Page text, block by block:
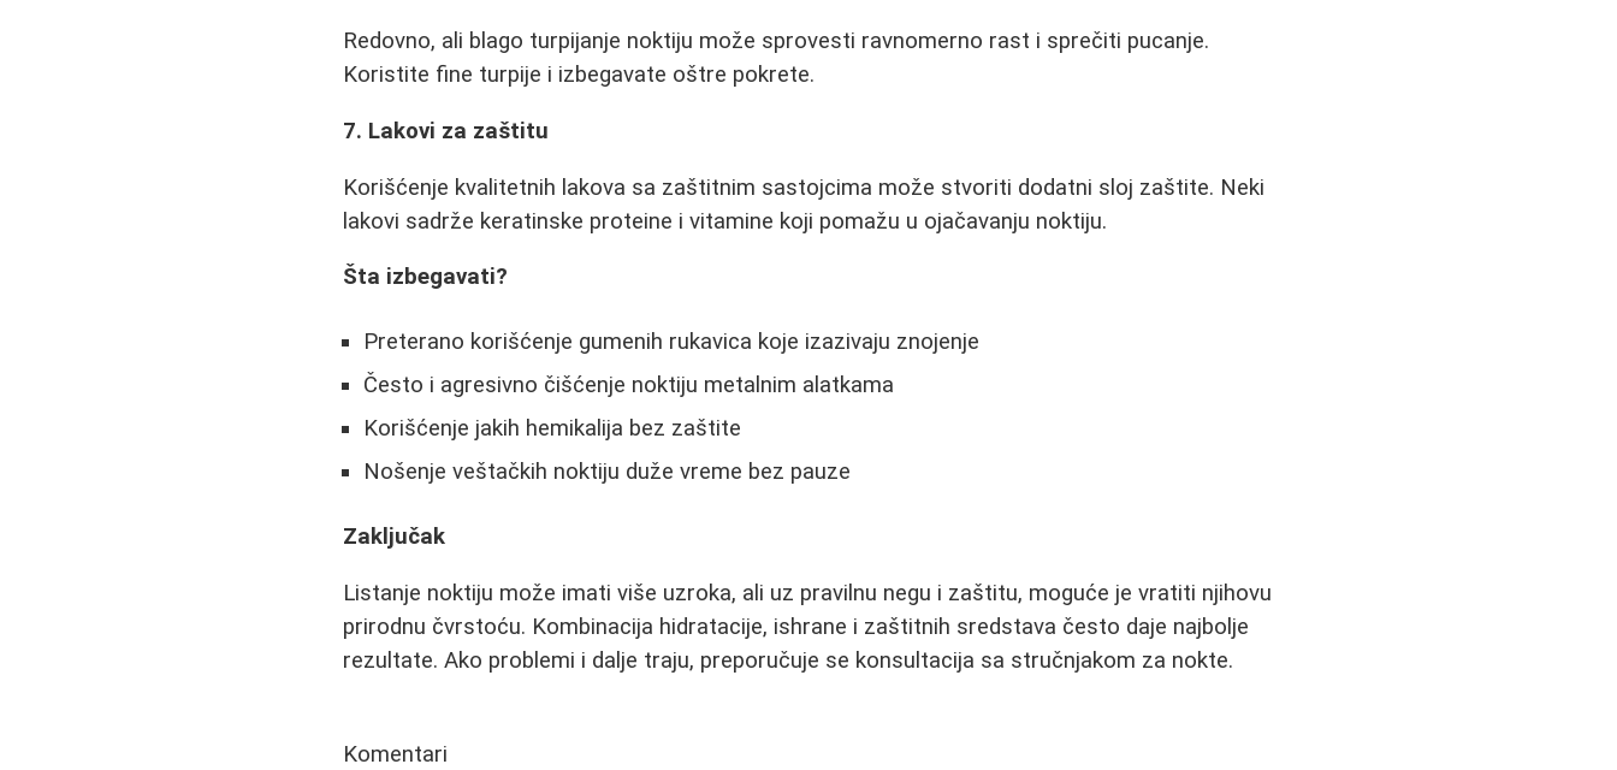
Redovno, ali blago turpijanje noktiju može sprovesti ravnomerno rast i sprečiti pucanje.
Koristite fine turpije i izbegavate oštre pokrete.
7. Lakovi za zaštitu
Korišćenje kvalitetnih lakova sa zaštitnim sastojcima može stvoriti dodatni sloj zaštite. Neki
lakovi sadrže keratinske proteine i vitamine koji pomažu u ojačavanju noktiju.
Šta izbegavati?
Preterano korišćenje gumenih rukavica koje izazivaju znojenje
Često i agresivno čišćenje noktiju metalnim alatkama
Korišćenje jakih hemikalija bez zaštite
Nošenje veštačkih noktiju duže vreme bez pauze
Zaključak
Listanje noktiju može imati više uzroka, ali uz pravilnu negu i zaštitu, moguće je vratiti njihovu
prirodnu čvrstoću. Kombinacija hidratacije, ishrane i zaštitnih sredstava često daje najbolje
rezultate. Ako problemi i dalje traju, preporučuje se konsultacija sa stručnjakom za nokte.
Komentari